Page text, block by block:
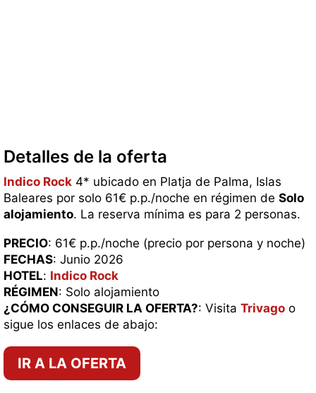
Detalles de la oferta
Indico Rock 4* ubicado en Platja de Palma, Islas
Baleares por solo 61€ p.p./noche en régimen de Solo
alojamiento. La reserva mínima es para 2 personas.
PRECIO: 61€ p.p./noche (precio por persona y noche)
FECHAS: Junio 2026
HOTEL: Indico Rock
RÉGIMEN: Solo alojamiento
¿CÓMO CONSEGUIR LA OFERTA?: Visita Trivago o
sigue los enlaces de abajo:
IR A LA OFERTA